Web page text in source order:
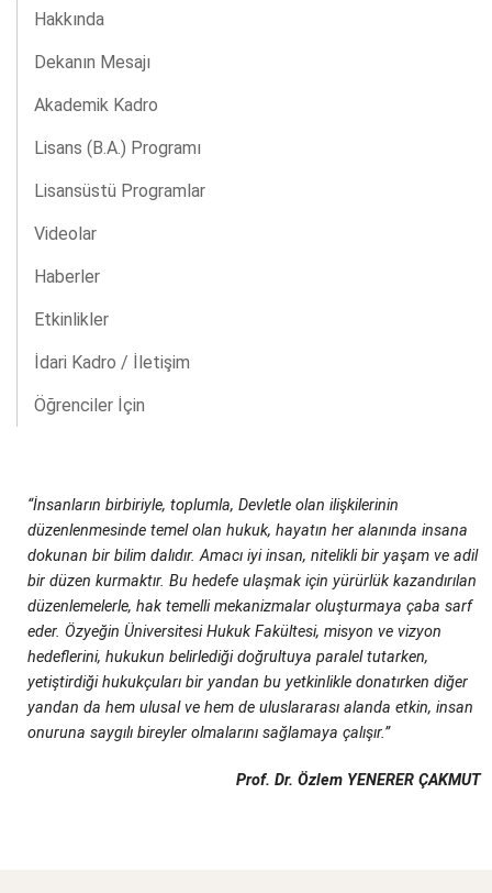
Hakkında
Dekanın Mesajı
Akademik Kadro
Lisans (B.A.) Programı
Lisansüstü Programlar
Videolar
Haberler
Etkinlikler
İdari Kadro / İletişim
Öğrenciler İçin
“İnsanların birbiriyle, toplumla, Devletle olan ilişkilerinin
düzenlenmesinde temel olan hukuk, hayatın her alanında insana
dokunan bir bilim dalıdır. Amacı iyi insan, nitelikli bir yaşam ve adil
bir düzen kurmaktır. Bu hedefe ulaşmak için yürürlük kazandırılan
düzenlemelerle, hak temelli mekanizmalar oluşturmaya çaba sarf
eder. Özyeğin Üniversitesi Hukuk Fakültesi, misyon ve vizyon
hedeflerini, hukukun belirlediği doğrultuya paralel tutarken,
yetiştirdiği hukukçuları bir yandan bu yetkinlikle donatırken diğer
yandan da hem ulusal ve hem de uluslararası alanda etkin, insan
onuruna saygılı bireyler olmalarını sağlamaya çalışır.”
Prof. Dr. Özlem YENERER ÇAKMUT